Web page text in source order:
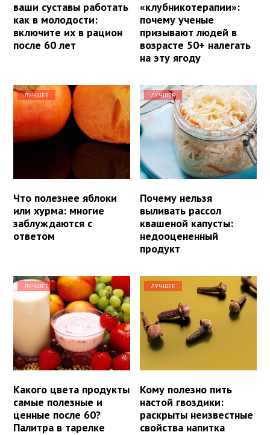
ваши суставы работать
как в молодости:
включите их в рацион
после 60 лет
«клубникотерапии»:
почему ученые
призывают людей в
возрасте 50+ налегать
на эту ягоду
ЛУЧШЕЕ
Что полезнее яблоки
или хурма: многие
заблуждаются с
ответом
ЛУЧШЕЕ
Почему нельзя
выливать рассол
квашеной капусты:
недооцененный
продукт
ЛУЧШЕЕ
Какого цвета продукты
самые полезные и
ценные после 60?
Палитра в тарелке
ЛУЧШЕЕ
Кому полезно пить
настой гвоздики:
раскрыты неизвестные
свойства напитка